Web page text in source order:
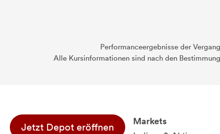
Performanceergebnisse der
Alle Kursinformationen sind nach den
Jetzt Depot eröffnen
Markets